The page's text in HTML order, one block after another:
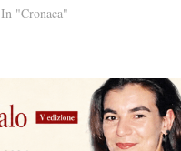
In "Cronaca"